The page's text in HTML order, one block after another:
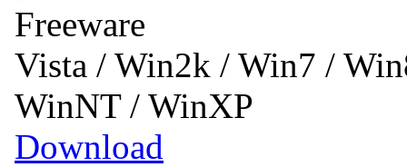
Freeware
Vista / Win2k / Win7 /
WinNT / WinXP
Download